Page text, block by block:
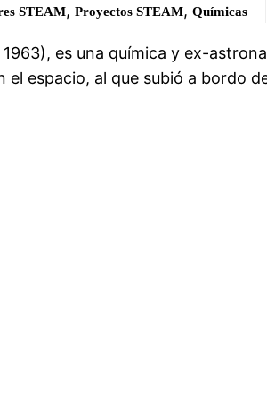
STEAM, Proyectos STEAM, Químicas
es una química y ex-
espacio, al que subió a bordo